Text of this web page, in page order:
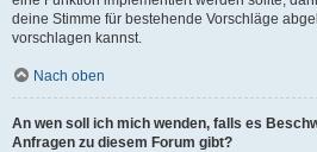
deine Stimme für bestehende Vorschläge
vorschlagen kannst.
Nach oben
An wen soll ich mich wenden, falls es
Anfragen zu diesem Forum gibt?